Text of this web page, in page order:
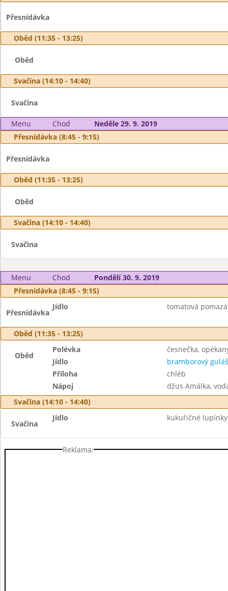
Přesnídávka
Oběd (11:35 - 13:25)
Oběd
Svačina (14:10 - 14:40)
Svačina
Menu Chod
Neděle 29. 9. 2019
Přesnídávka (8:45 - 9:15)
Přesnídávka
Oběd (11:35 - 13:25)
Oběd
Svačina (14:10 - 14:40)
Svačina
Menu Chod
Pondělí 30. 9. 2019
Přesnídávka (8:45 - 9:15)
Přesnídávka
Jídlo tomatová
Oběd (11:35 - 13:25)
Oběd
Polévka
česnečka,
Jídlo
bramborový guláš
Příloha
chléb
Nápoj
džus Amálka,
Svačina (14:10 - 14:40)
Svačina
Jídlo kukuřičné
Reklama: